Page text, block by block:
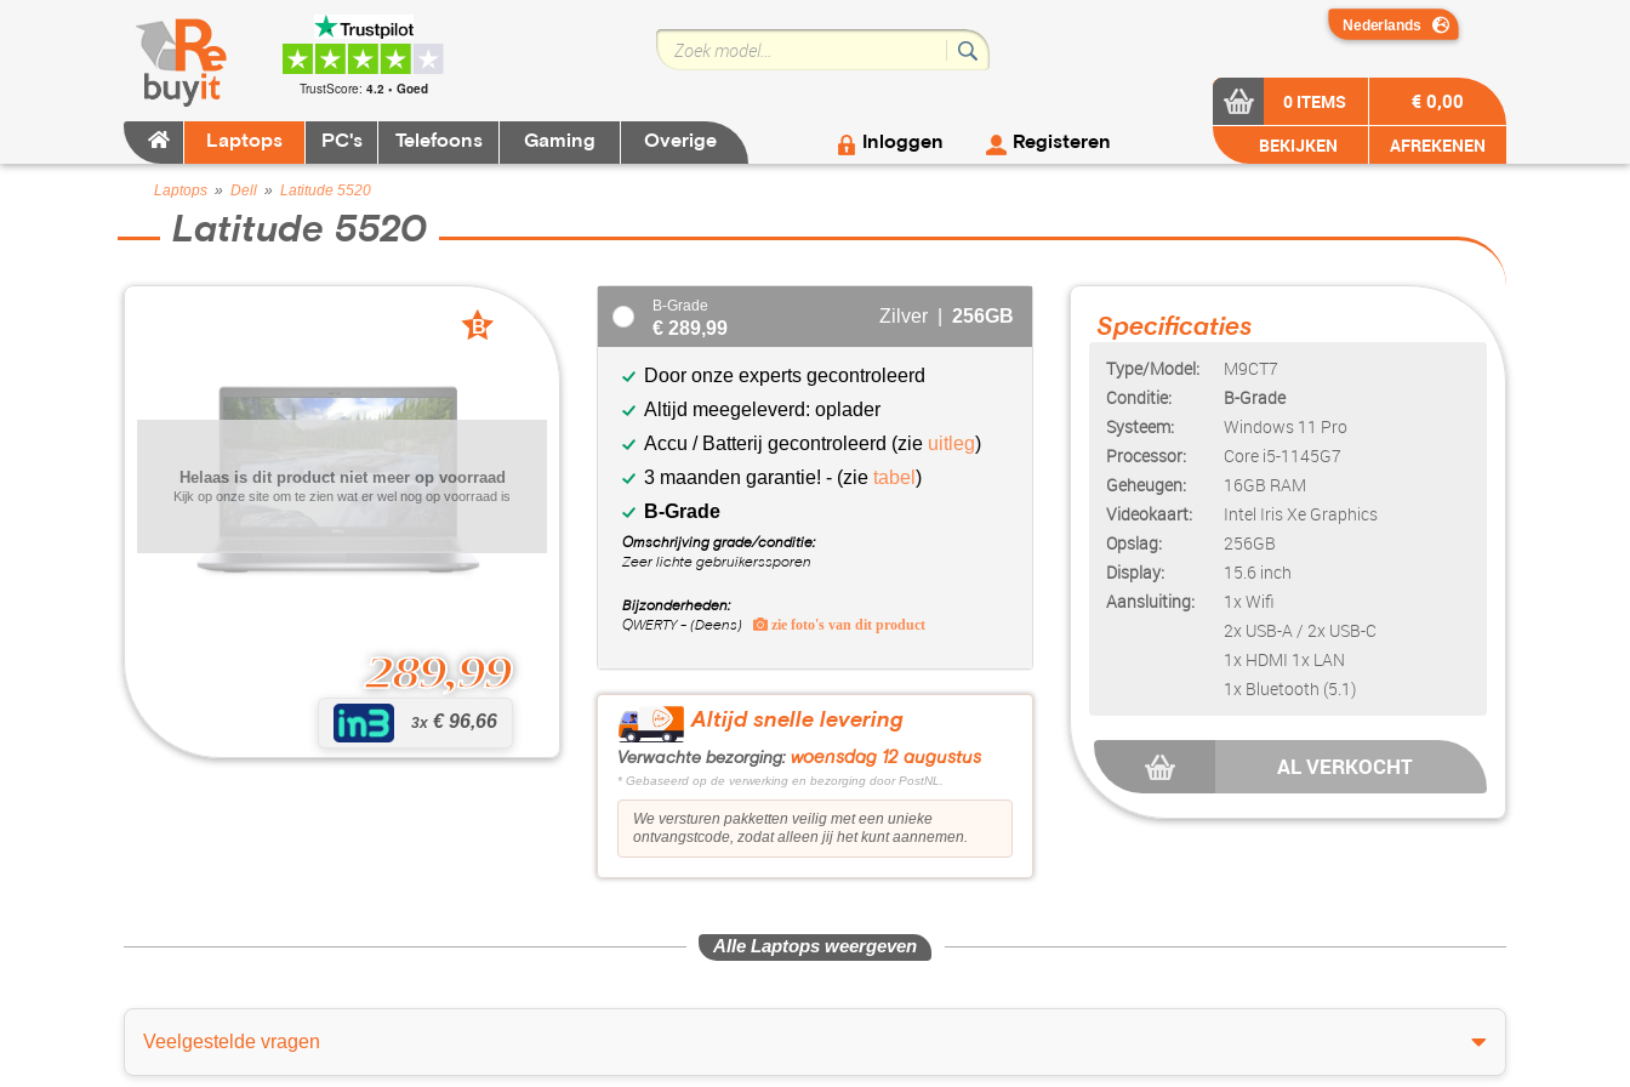
TrustScore: 4.2 • Goed
Laptops PC's Telefoons Gaming Overige Inloggen Registeren
0 ITEMS
BEKIJKEN
€ 0,00
AFREKENEN
Laptops » Dell » Latitude 5520
Latitude 5520
289,99
3x € 96,66
Helaas is dit product niet meer op voorraad
Kijk op onze site om te zien wat er wel nog op voorraad is
B
B-Grade
€ 289,99
Zilver | 256GB
Door onze experts gecontroleerd
Altijd meegeleverd: oplader
Accu / Batterij gecontroleerd (zie uitleg)
3 maanden garantie! - (zie tabel )
B-Grade
Omschrijving grade/conditie:
Zeer lichte gebruikerssporen
Bijzonderheden:
QWERTY - (Deens)
zie foto's van dit product
Altijd snelle levering
Verwachte bezorging: woensdag 12 augustus
* Gebaseerd op de verwerking en bezorging door PostNL.
We versturen pakketten veilig met een unieke
ontvangstcode, zodat alleen jij het kunt aannemen.
Specificaties
Type/Model:
Conditie:
Systeem:
Processor:
Geheugen:
Videokaart:
Opslag:
Display:
Aansluiting:
M9CT7
B-Grade
Windows 11 Pro
Core i5-1145G7
16GB RAM
Intel Iris Xe Graphics
256GB
15.6 inch
1x Wifi
2x USB-A / 2x USB-C
1x HDMI 1x LAN
1x Bluetooth (5.1)
AL VERKOCHT
Alle Laptops weergeven
Veelgestelde vragen